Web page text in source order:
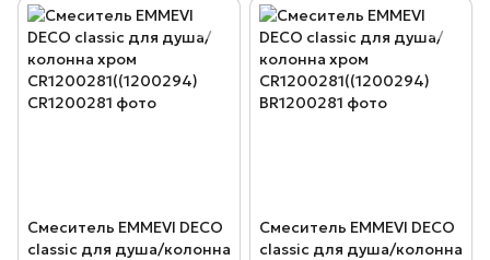
Смеситель EMMEVI DECO
classic для душа/колонна
Смеситель EMMEVI DECO
classic для душа/колонна